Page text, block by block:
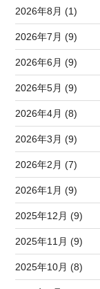
2026年8月 (1)
2026年7月 (9)
2026年6月 (9)
2026年5月 (9)
2026年4月 (8)
2026年3月 (9)
2026年2月 (7)
2026年1月 (9)
2025年12月 (9)
2025年11月 (9)
2025年10月 (8)